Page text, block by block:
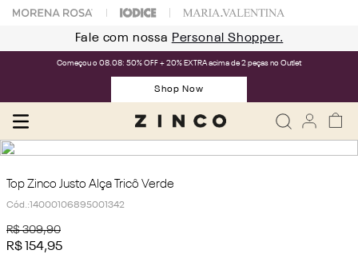
Fale com nossa Personal Shopper.
Começou o 08.08: 50% OFF + 20% EXTRA acima de 2 peças no Outlet
Shop Now
Top Zinco Justo Alça Tricô Verde
Cód.:14000106895001342
R$ 309,90
R$ 154,95